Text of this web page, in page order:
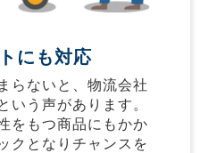
にも対応
らないと、物流会社
いう声があります。
をもつ商品にもかか
クとなりチャンスを